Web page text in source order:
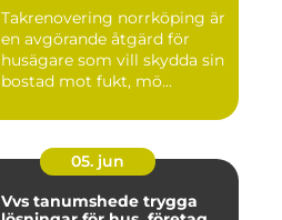
Takrenovering norrköping är
en avgörande åtgärd för
husägare som vill skydda sin
bostad mot fukt, mö...
05. jun
Vvs tanumshede trygga